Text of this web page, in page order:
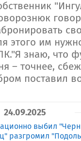
этого им
знаю, что
– точнее,
поставил
24.09.2025
выбил
разгромил